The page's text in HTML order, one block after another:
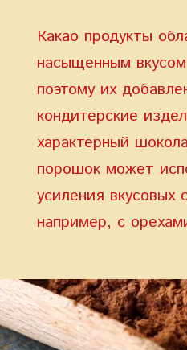
настроение и
уровня стресса.
Какао продукты
насыщенным
поэтому их
кондитерские
характерный
порошок может
усиления вкусовых
например, с
неповторимые
На протяжении
производим